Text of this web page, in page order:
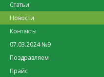
Статьи
Новости
Контакты
07.03.2024 №9
Поздравляем
Прайс